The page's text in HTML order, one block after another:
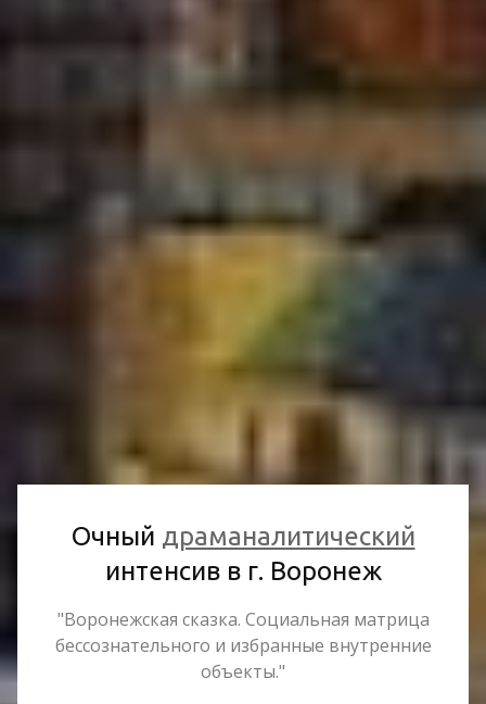
Очный драманалитический
интенсив в г. Воронеж
"Воронежская сказка. Социальная матрица
бессознательного и избранные внутренние
объекты."